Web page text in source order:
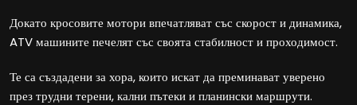
Докато кросовите мотори впечатляват със скорост и динамика,
ATV машините печелят със своята стабилност и проходимост.
Те са създадени за хора, които искат да преминават уверено
през трудни терени, кални пътеки и планински маршрути.